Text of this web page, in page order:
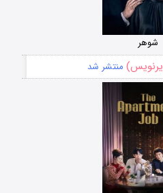
شوهر
منتشر شد